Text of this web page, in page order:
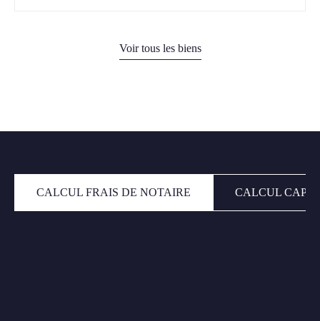
Voir tous les biens
CALCUL FRAIS DE NOTAIRE CALCUL